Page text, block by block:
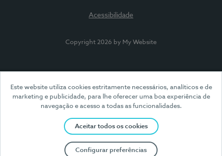
Este website utiliza cookies estritamente necessários, analíticos e de
marketing e publicidade, para lhe oferecer uma boa experiência de
navegação e acesso a todas as funcionalidades.
Aceitar todos os cookies
Configurar preferências
Acessibilidade
Copyright 2026 by My Website